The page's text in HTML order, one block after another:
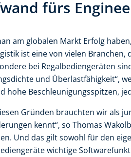
fürs
am globalen Markt Erfolg
ist eine von vielen Branchen,
bei Regalbediengeräten
und Überlastfähigkeit“,
hohe Beschleunigungsspitzen,
Gründen brauchten wir als
kennt“, so Thomas
Und das gilt sowohl für den
wichtige